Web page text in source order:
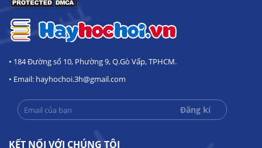
• 184 Đường số 10, Phường 9, Q.Gò Vấp, TPHCM.
• Email: hayhochoi.3h@gmail.com
KẾT NỐI VỚI CHÚNG TÔI